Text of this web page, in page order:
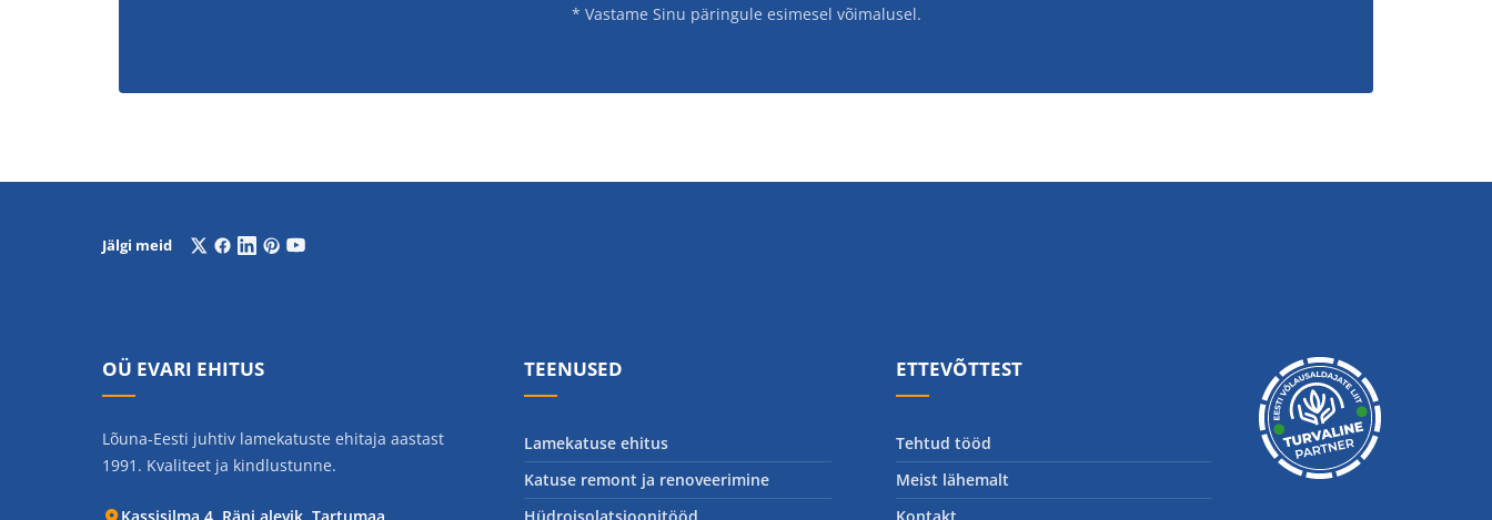
* Vastame Sinu päringule esimesel võimalusel.
Jälgi meid
OÜ EVARI EHITUS
Lõuna-Eesti juhtiv lamekatuste ehitaja aastast
1991. Kvaliteet ja kindlustunne.
TEENUSED
Lamekatuse ehitus
Katuse remont ja renoveerimine
ETTEVÕTTEST
Tehtud tööd
Meist lähemalt